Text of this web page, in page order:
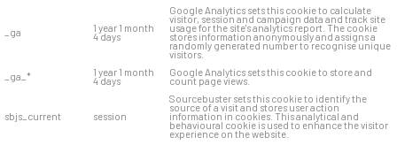
_ga 1 year 1 month
4 days
Google Analytics sets this cookie to calculate
visitor, session and campaign data and track site
usage for the site's analytics report. The cookie
stores information anonymously and assigns a
randomly generated number to recognise unique
visitors.
_ga_*
1 year 1 month
4 days
Google Analytics sets this cookie to store and
count page views.
sbjs_current session
Sourcebuster sets this cookie to identify the
source of a visit and stores user action
information in cookies. This analytical and
behavioural cookie is used to enhance the visitor
experience on the website.